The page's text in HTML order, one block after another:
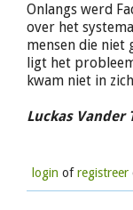
Onlangs werd
over het
mensen die niet
ligt het
kwam niet in
Luckas Vander
login ofregistreer